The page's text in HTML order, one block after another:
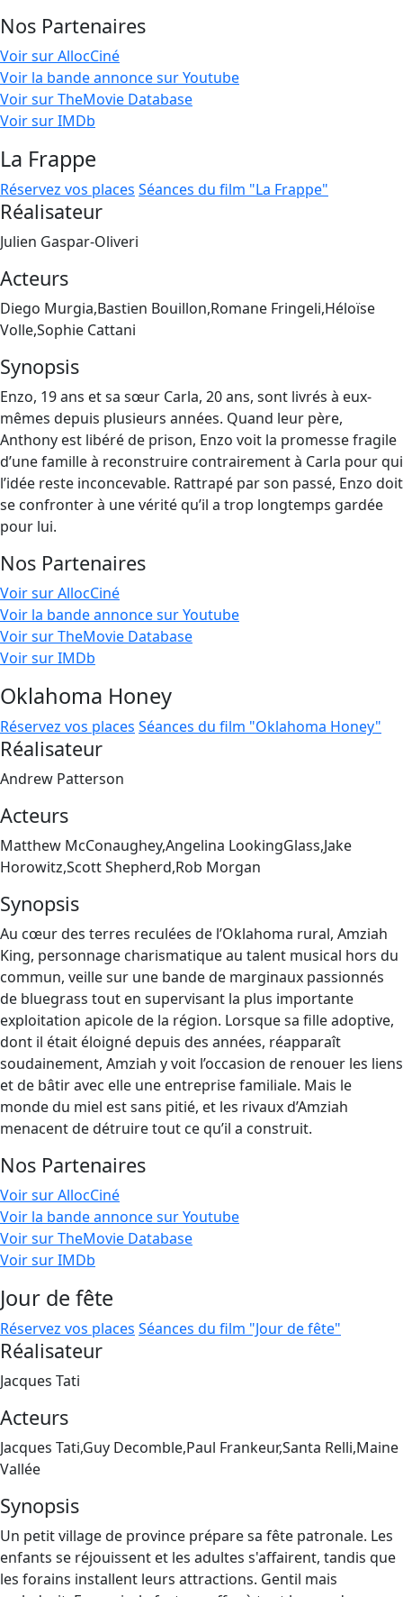
Nos Partenaires
Voir sur AllocCiné
Voir la bande annonce sur Youtube
Voir sur TheMovie Database
Voir sur IMDb
La Frappe
Réservez vos places Séances du film "La Frappe"
Réalisateur
Julien Gaspar-Oliveri
Acteurs
Diego Murgia,Bastien Bouillon,Romane Fringeli,Héloïse
Volle,Sophie Cattani
Synopsis
Enzo, 19 ans et sa sœur Carla, 20 ans, sont livrés à eux-
mêmes depuis plusieurs années. Quand leur père,
Anthony est libéré de prison, Enzo voit la promesse fragile
d’une famille à reconstruire contrairement à Carla pour qui
l’idée reste inconcevable. Rattrapé par son passé, Enzo doit
se confronter à une vérité qu’il a trop longtemps gardée
pour lui.
Nos Partenaires
Voir sur AllocCiné
Voir la bande annonce sur Youtube
Voir sur TheMovie Database
Voir sur IMDb
Oklahoma Honey
Réservez vos places Séances du film "Oklahoma Honey"
Réalisateur
Andrew Patterson
Acteurs
Matthew McConaughey,Angelina LookingGlass,Jake
Horowitz,Scott Shepherd,Rob Morgan
Synopsis
Au cœur des terres reculées de l’Oklahoma rural, Amziah
King, personnage charismatique au talent musical hors du
commun, veille sur une bande de marginaux passionnés
de bluegrass tout en supervisant la plus importante
exploitation apicole de la région. Lorsque sa fille adoptive,
dont il était éloigné depuis des années, réapparaît
soudainement, Amziah y voit l’occasion de renouer les liens
et de bâtir avec elle une entreprise familiale. Mais le
monde du miel est sans pitié, et les rivaux d’Amziah
menacent de détruire tout ce qu’il a construit.
Nos Partenaires
Voir sur AllocCiné
Voir la bande annonce sur Youtube
Voir sur TheMovie Database
Voir sur IMDb
Jour de fête
Réservez vos places Séances du film "Jour de fête"
Réalisateur
Jacques Tati
Acteurs
Jacques Tati,Guy Decomble,Paul Frankeur,Santa Relli,Maine
Vallée
Synopsis
Un petit village de province prépare sa fête patronale. Les
enfants se réjouissent et les adultes s'affairent, tandis que
les forains installent leurs attractions. Gentil mais